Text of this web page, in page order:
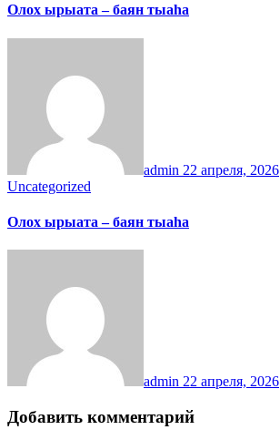
Олох ырыата – баян тыаһа
admin 22 апреля, 2026
Uncategorized
Олох ырыата – баян тыаһа
admin 22 апреля, 2026
Добавить комментарий